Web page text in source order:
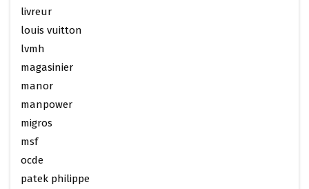
livreur
louis vuitton
lvmh
magasinier
manor
manpower
migros
msf
ocde
patek philippe